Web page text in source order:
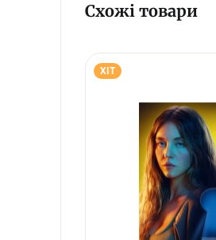
Схожі товари
ХІТ